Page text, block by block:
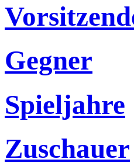
Gegner
Spieljahre
Zuschauer